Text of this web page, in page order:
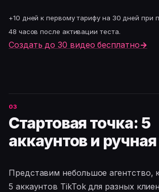
+10 дней к первому тарифу на 30 дней при
48 часов после активации теста.
Создать до 30 видео бесплатно→
Стартовая точка: 5
аккаунтов и
Представим небольшое агентство,
5 аккаунтов TikTok для разных